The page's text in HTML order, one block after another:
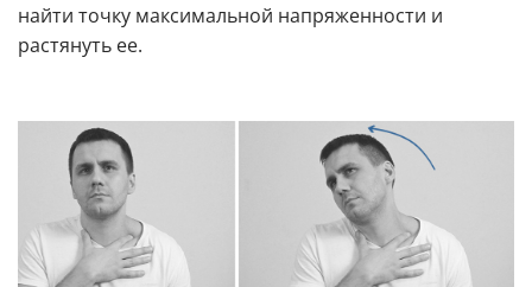
найти точку максимальной напряженности и
растянуть ее.